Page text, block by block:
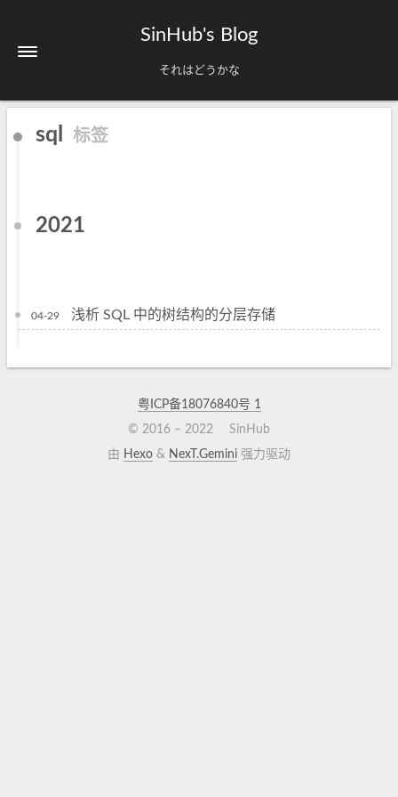
SinHub's Blog
それはどうかな
sql 标签
2021
04-29 浅析 SQL 中的树结构的分层存储
粤ICP备18076840号 1
© 2016 – 2022
SinHub
由 Hexo & NexT.Gemini 强力驱动